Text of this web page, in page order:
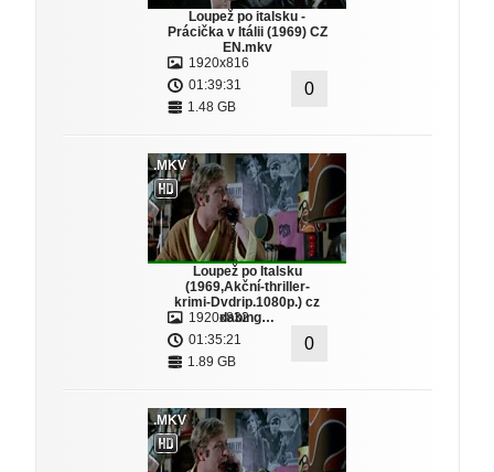
Loupež po italsku -
Prácička v Itálii (1969) CZ
EN.mkv
1920x816
01:39:31
1.48 GB
0
.MKV
Loupež po Italsku
(1969,Akční-thriller-
krimi-Dvdrip.1080p.) cz
dabing…
1920x832
01:35:21
1.89 GB
0
.MKV